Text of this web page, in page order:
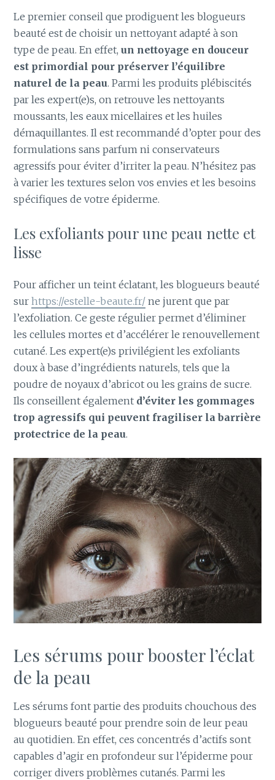
Le premier conseil que prodiguent les blogueurs
beauté est de choisir un nettoyant adapté à son
type de peau. En effet,un nettoyage en douceur
est primordial pour préserver l’équilibre
naturel de la peau. Parmi les produits plébiscités
par les expert(e)s, on retrouve les nettoyants
moussants, les eaux micellaires et les huiles
démaquillantes. Il est recommandé d’opter pour des
formulations sans parfum ni conservateurs
agressifs pour éviter d’irriter la peau. N’hésitez pas
à varier les textures selon vos envies et les besoins
spécifiques de votre épiderme.
Les exfoliants pour une peau nette et
lisse
Pour afficher un teint éclatant, les blogueurs beauté
surhttps://estelle-beaute.fr/ ne jurent que par
l’exfoliation. Ce geste régulier permet d’éliminer
les cellules mortes et d’accélérer le renouvellement
cutané. Les expert(e)s privilégient les exfoliants
doux à base d’ingrédients naturels, tels que la
poudre de noyaux d’abricot ou les grains de sucre.
Ils conseillent également d’éviter les gommages
trop agressifs qui peuvent fragiliser la barrière
protectrice de la peau.
Les sérums pour booster l’éclat
de la peau
Les sérums font partie des produits chouchous des
blogueurs beauté pour prendre soin de leur peau
au quotidien. En effet, ces concentrés d’actifs sont
capables d’agir en profondeur sur l’épiderme pour
corriger divers problèmes cutanés. Parmi les